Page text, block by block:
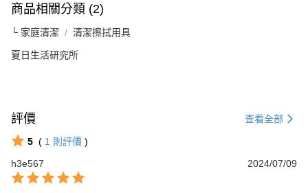
AFTEE先享後付
相關說明
AFTEE先享後付是「在收到商品之後才付款」的支付方式。 讓您購物簡單
１．於結帳方式選擇「AFTEE先享後付」後，將跳轉至「AFTEE先享後付」
２．訂單成立數日內，您將收到繳費通知簡訊。
３．收到繳費通知簡訊後14天內，點擊此簡訊中的連結，可透過四大超商／
ATM付款
每筆NT$60，滿NT$599(含以上)免運費
每筆NT$60，滿NT$599(含以上)免運費
商品相關分類 (2)
└ 家庭清潔 清潔擦拭用具
夏日生活研究所
評價 查看全部
5 ( 1 則評價 )
h3e567
2024/07/09